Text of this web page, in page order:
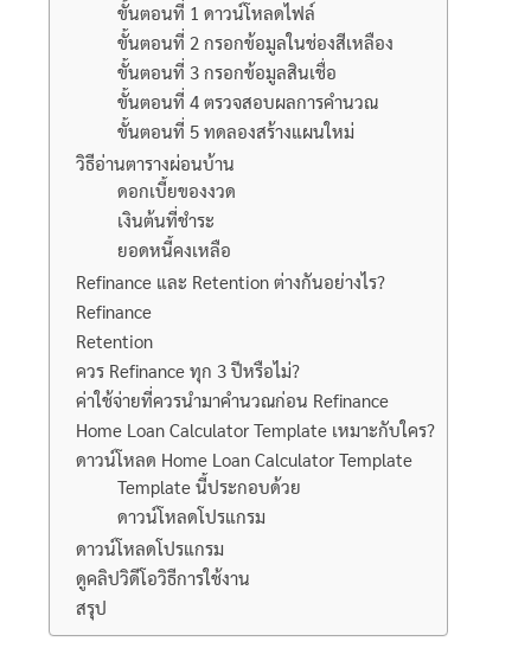
ขั้นตอนที่ 1 ดาวน์โหลดไฟล์
ขั้นตอนที่ 2 กรอกข้อมูลในช่องสีเหลือง
ขั้นตอนที่ 3 กรอกข้อมูลสินเชื่อ
ขั้นตอนที่ 4 ตรวจสอบผลการคำนวณ
ขั้นตอนที่ 5 ทดลองสร้างแผนใหม่
วิธีอ่านตารางผ่อนบ้าน
ดอกเบี้ยของงวด
เงินต้นที่ชำระ
ยอดหนี้คงเหลือ
Refinance และ Retention ต่างกันอย่างไร?
Refinance
Retention
ควร Refinance ทุก 3 ปีหรือไม่?
ค่าใช้จ่ายที่ควรนำมาคำนวณก่อน Refinance
Home Loan Calculator Template เหมาะกับใคร?
ดาวน์โหลด Home Loan Calculator Template
Template นี้ประกอบด้วย
ดาวน์โหลดโปรแกรม
ดาวน์โหลดโปรแกรม
ดูคลิปวิดีโอวิธีการใช้งาน
สรุป